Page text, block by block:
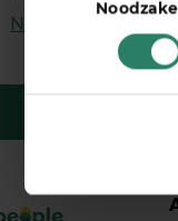
Naar onze FAQ’s